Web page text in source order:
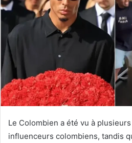
Le Colombien a été vu à
influenceurs colombiens, tandis